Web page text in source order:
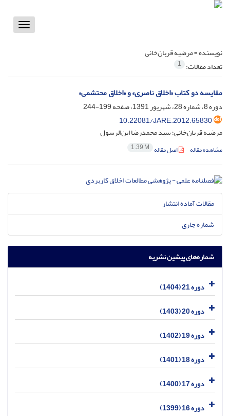
Toggle
نویسنده =مرضیه قربان‌خانی
تعداد مقالات: 1
مقایسه دو کتاب «اخلاق ناصری» و «اخلاق محتشمی»
دوره 8، شماره 28، شهریور 1391، صفحه
199-244
10.22081/JARE.2012.65830
مرضیه قربان‌خانی؛ سید محمدرضا ابن‌الرسول
مشاهده مقاله اصل مقاله 1.39 M
مقالات آماده انتشار
شماره جاری
شماره‌های پیشین نشریه
دوره 21 (1404)
دوره 20 (1403)
دوره 19 (1402)
دوره 18 (1401)
دوره 17 (1400)
دوره 16 (1399)